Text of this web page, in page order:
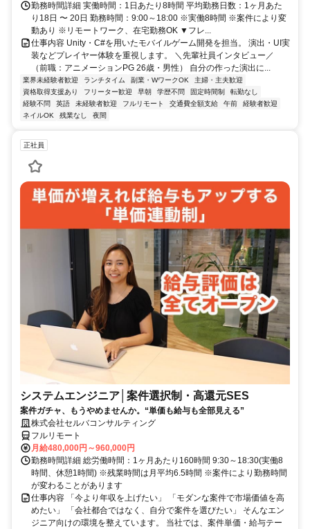
勤務時間詳細 実働時間：1日あたり8時間 平均勤務日数：1ヶ月あた
り18日 〜 20日 勤務時間：9:00～18:00 ※実働8時間 ※案件により変
動あり ※リモートワーク、在宅勤務OK ▼フレ...
仕事内容 Unity・C#を用いたモバイルゲーム開発を担当。 演出・UI実
装などプレイヤー体験を重視します。 ＼先輩社員インタビュー／
（前職：アニメーションPG 26歳・男性） 自分の作った演出に...
業界未経験者歓迎 ランチタイム 副業・WワークOK
主婦・主夫歓迎
資格取得支援あり
フリーター歓迎 早朝 学歴不問 固定時間制
転勤なし
経験不問
英語 未経験者歓迎 フルリモート 交通費全額支給 午前
経験者歓迎
ネイルOK
残業なし 夜間
正社員
システムエンジニア│案件選択制・高還元SES
案件ガチャ、もうやめませんか。“単価も給与も全部見える”
株式会社セルバコンサルティング
フルリモート
月給480,000円～960,000円
勤務時間詳細 総労働時間：1ヶ月あたり160時間 9:30～18:30(実働8
時間、休憩1時間) ※残業時間は月平均6.5時間 ※案件により勤務時間
が変わることがあります
仕事内容 「今より年収を上げたい」 「モダンな案件で市場価値を高
めたい」 「会社都合ではなく、自分で案件を選びたい」 そんなエン
ジニア向けの環境を整えています。 当社では、案件単価・給与テー